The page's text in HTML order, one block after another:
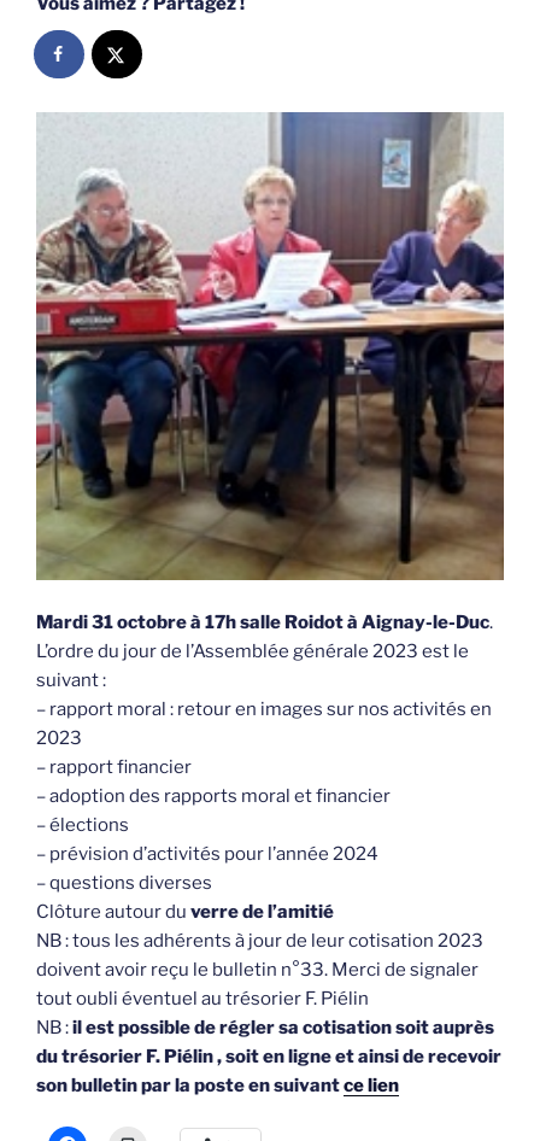
Mardi 31 octobre à 17h salle Roidot à Aignay-le-Duc.
L’ordre du jour de l’Assemblée générale 2023 est le
suivant :
– rapport moral : retour en images sur nos activités en
2023
– rapport financier
– adoption des rapports moral et financier
– élections
– prévision d’activités pour l’année 2024
– questions diverses
Clôture autour du verre de l’amitié
NB : tous les adhérents à jour de leur cotisation 2023
doivent avoir reçu le bulletin n°33. Merci de signaler
tout oubli éventuel au trésorier F. Piélin
NB :il est possible de régler sa cotisation soit auprès
du trésorier F. Piélin , soit en ligne et ainsi de recevoir
son bulletin par la poste en suivantce lien